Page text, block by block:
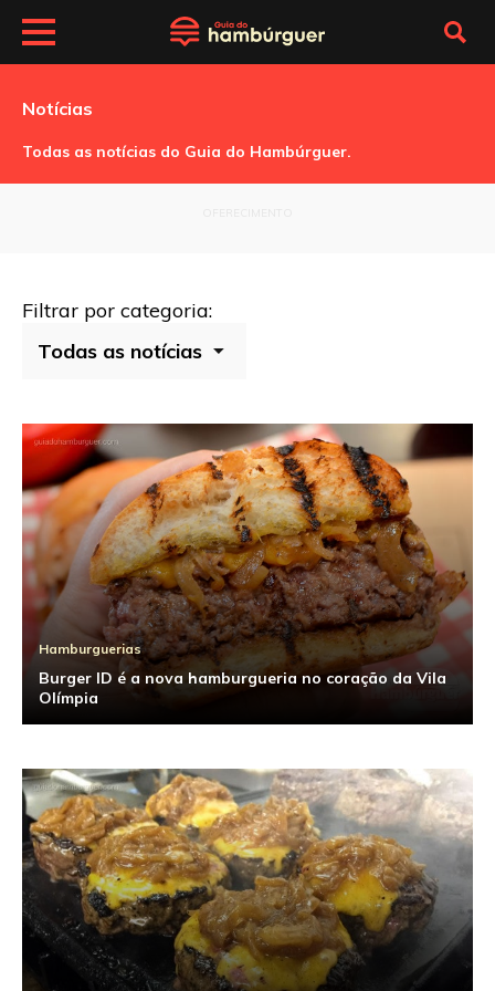
Notícias
Todas as notícias do Guia do Hambúrguer.
Filtrar por categoria:
Hamburguerias
Burger ID é a nova hamburgueria no coração da Vila
Olímpia